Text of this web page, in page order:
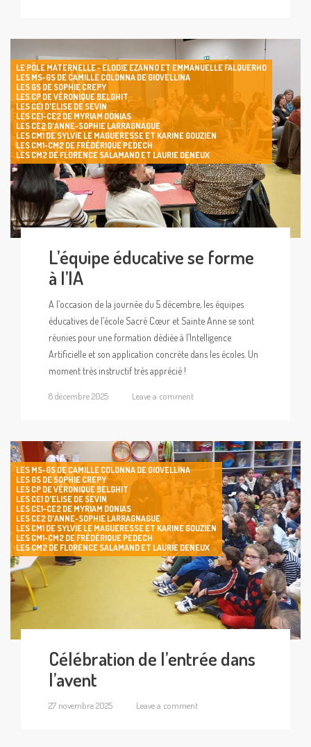
LE PÔLE MATERNELLE - ELODIE EZANNO ET EMMANUELLE FALQUERHO
LES MS-GS DE CAMILLE COLONNA DE GIOVELLINA
LES GS DE SOPHIE CREPY
LES CP DE VÉRONIQUE BELGHIT
LES CE1 D'ELISE DE SEVIN
LES CE1-CE2 DE MYRIAM DONIAS
LES CE2 D'ANNE-SOPHIE LARRAGNAGUE
LES CM1 DE SYLVIE LE MAGUERESSE ET KARINE GOUZIEN
LES CM1-CM2 DE FRÉDÉRIQUE PEDECH
LES CM2 DE FLORENCE SALAMAND ET LAURIE DENEUX
L’équipe éducative se forme
à l’IA
A l’occasion de la journée du 5 décembre, les équipes
éducatives de l’école Sacré Cœur et Sainte Anne se sont
réunies pour une formation dédiée à l’Intelligence
Artificielle et son application concrète dans les écoles. Un
moment très instructif très apprécié !
8 décembre 2025 Leave a comment
LES MS-GS DE CAMILLE COLONNA DE GIOVELLINA
LES GS DE SOPHIE CREPY
LES CP DE VÉRONIQUE BELGHIT
LES CE1 D'ELISE DE SEVIN
LES CE1-CE2 DE MYRIAM DONIAS
LES CE2 D'ANNE-SOPHIE LARRAGNAGUE
LES CM1 DE SYLVIE LE MAGUERESSE ET KARINE GOUZIEN
LES CM1-CM2 DE FRÉDÉRIQUE PEDECH
LES CM2 DE FLORENCE SALAMAND ET LAURIE DENEUX
Célébration de l’entrée dans
l’avent
27 novembre 2025 Leave a comment